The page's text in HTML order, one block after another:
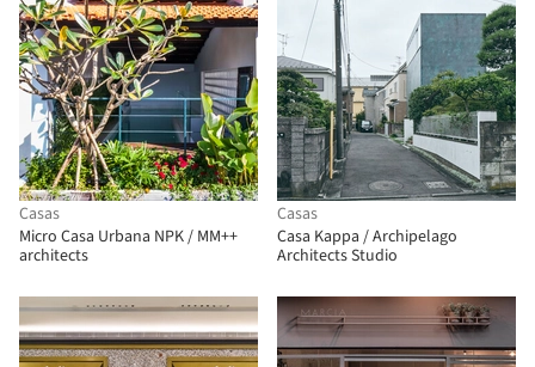
Casas
Micro Casa Urbana NPK / MM++
architects
Casas
Casa Kappa / Archipelago
Architects Studio